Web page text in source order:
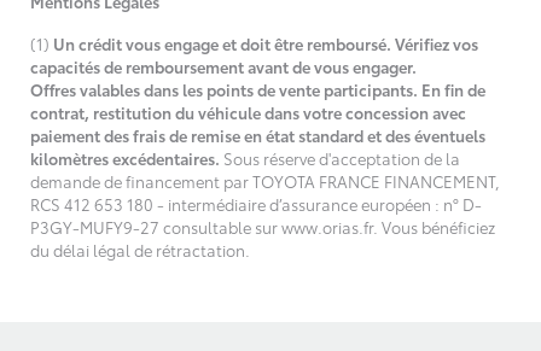
(1) Un crédit vous engage et doit être remboursé. Vérifiez vos
capacités de remboursement avant de vous engager.
Offres valables dans les points de vente participants. En fin de
contrat, restitution du véhicule dans votre concession avec
paiement des frais de remise en état standard et des éventuels
kilomètres excédentaires. Sous réserve d'acceptation de la
demande de financement par TOYOTA FRANCE FINANCEMENT,
RCS 412 653 180 - intermédiaire d’assurance européen : n° D-
P3GY-MUFY9-27 consultable sur www.orias.fr. Vous bénéficiez
du délai légal de rétractation.